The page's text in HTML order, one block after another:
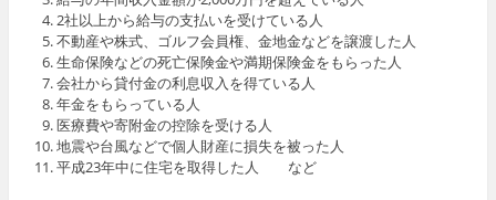
2社以上から給与の支払いを受けている人
不動産や株式、ゴルフ会員権、金地金などを譲渡した人
生命保険などの死亡保険金や満期保険金をもらった人
会社から貸付金の利息収入を得ている人
年金をもらっている人
医療費や寄附金の控除を受ける人
地震や台風などで個人財産に損失を被った人
平成23年中に住宅を取得した人 など